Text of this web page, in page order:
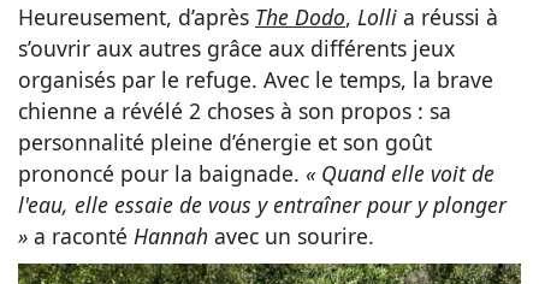
Heureusement, d’après The Dodo, Lolli a réussi à
s’ouvrir aux autres grâce aux différents jeux
organisés par le refuge. Avec le temps, la brave
chienne a révélé 2 choses à son propos : sa
personnalité pleine d’énergie et son goût
prononcé pour la baignade. « Quand elle voit de
l'eau, elle essaie de vous y entraîner pour y plonger
» a raconté Hannah avec un sourire.